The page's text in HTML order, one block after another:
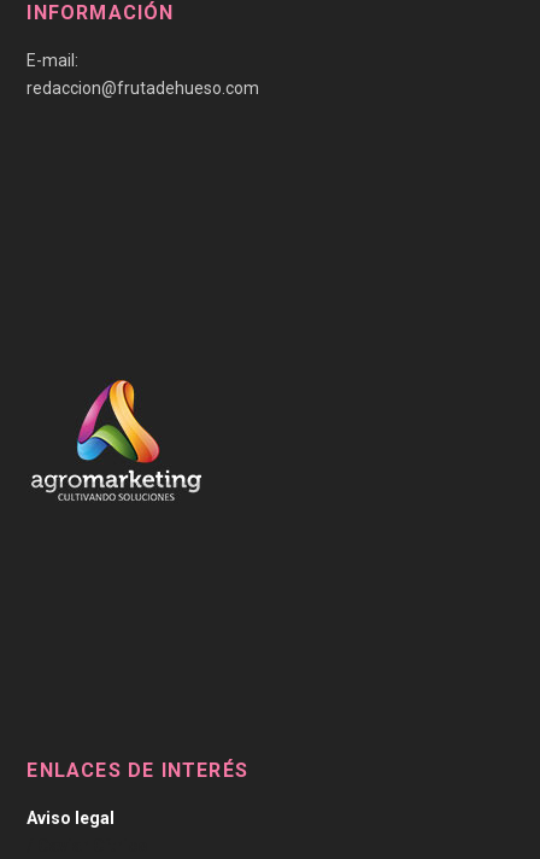
INFORMACIÓN
E-mail:
redaccion@frutadehueso.com
ENLACES DE INTERÉS
Aviso legal